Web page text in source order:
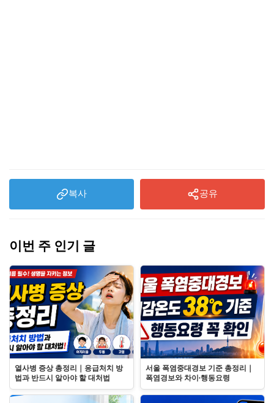
복사 공유
이번 주 인기 글
열사병 증상 총정리｜응급처치 방
법과 반드시 알아야 할 대처법
서울 폭염중대경보 기준 총정리｜
폭염경보와 차이·행동요령